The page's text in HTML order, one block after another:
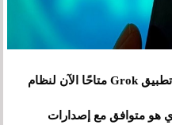
وأخيرًا، انتهى الانتظار، حيث أصبح تطبيق Grok متاحًا الآن لنظام
هو متوافق مع إصدارات